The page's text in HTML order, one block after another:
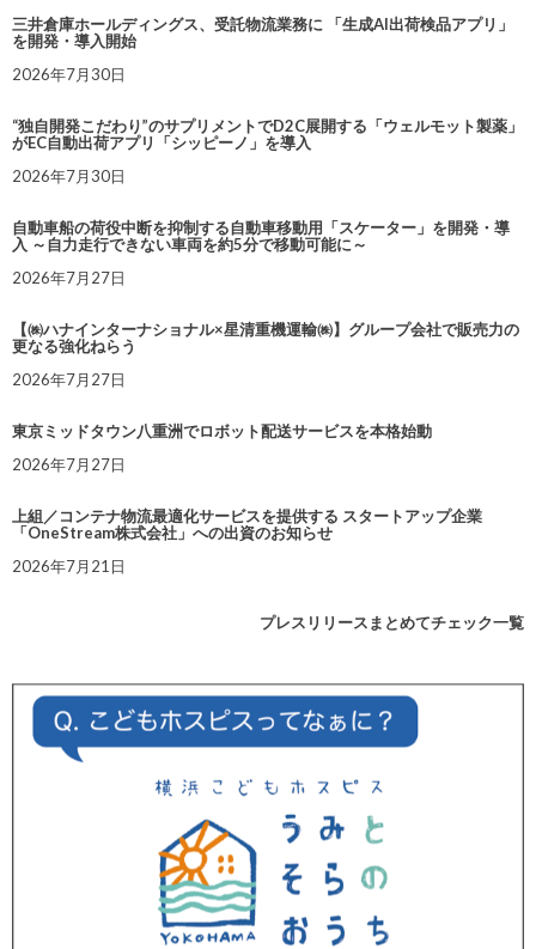
三井倉庫ホールディングス、受託物流業務に 「生成AI出荷検品アプリ」
を開発・導入開始
2026年7月30日
“独自開発こだわり”のサプリメントでD2C展開する「ウェルモット製薬」
がEC自動出荷アプリ「シッピーノ」を導入
2026年7月30日
自動車船の荷役中断を抑制する自動車移動用「スケーター」を開発・導
入 ～自力走行できない車両を約5分で移動可能に～
2026年7月27日
【㈱ハナインターナショナル×星清重機運輸㈱】グループ会社で販売力の
更なる強化ねらう
2026年7月27日
東京ミッドタウン八重洲でロボット配送サービスを本格始動
2026年7月27日
上組／コンテナ物流最適化サービスを提供する スタートアップ企業
「OneStream株式会社」への出資のお知らせ
2026年7月21日
プレスリリースまとめてチェック一覧